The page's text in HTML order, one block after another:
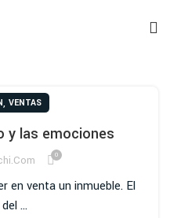
, VENTAS
y las emociones
0
en venta un inmueble. El
...